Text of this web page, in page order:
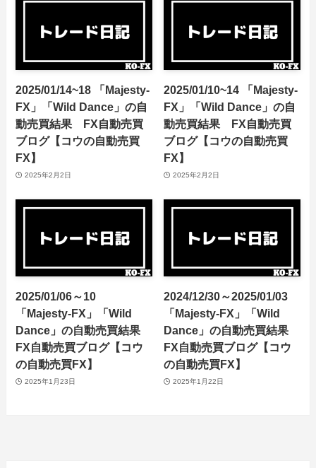
2025/01/14~18 「Majesty-
FX」「Wild Dance」の自
動売買結果 FX自動売買
ブログ【コウの自動売買
FX】
2025年2月2日
2025/01/10~14 「Majesty-
FX」「Wild Dance」の自
動売買結果 FX自動売買
ブログ【コウの自動売買
FX】
2025年2月2日
2025/01/06～10
「Majesty-FX」「Wild
Dance」の自動売買結果
FX自動売買ブログ【コウ
の自動売買FX】
2025年1月23日
2024/12/30～2025/01/03
「Majesty-FX」「Wild
Dance」の自動売買結果
FX自動売買ブログ【コウ
の自動売買FX】
2025年1月22日